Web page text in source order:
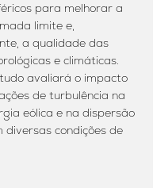
para melhorar a
limite e,
a qualidade das
e climáticas.
avaliará o impacto
de turbulência na
eólica e na dispersão
diversas condições de